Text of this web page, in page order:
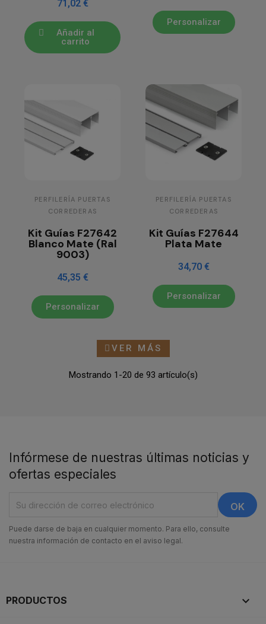
71,02 €
Añadir al
carrito
Personalizar
PERFILERÍA PUERTAS
CORREDERAS
Kit Guías F27642
Blanco Mate (Ral
9003)
45,35 €
Personalizar
PERFILERÍA PUERTAS
CORREDERAS
Kit Guías F27644
Plata Mate
34,70 €
Personalizar
VER MÁS
Mostrando 1-20 de 93 artículo(s)
Infórmese de nuestras últimas noticias y
ofertas especiales
Puede darse de baja en cualquier momento. Para ello, consulte
nuestra información de contacto en el aviso legal.
PRODUCTOS 